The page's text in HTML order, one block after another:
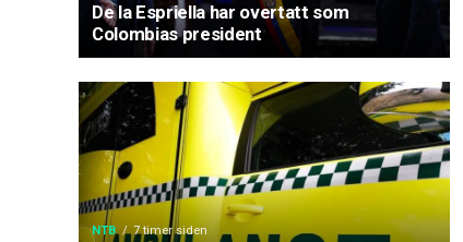
De la Espriella har overtatt som
Colombias president
NTB 7 timer siden